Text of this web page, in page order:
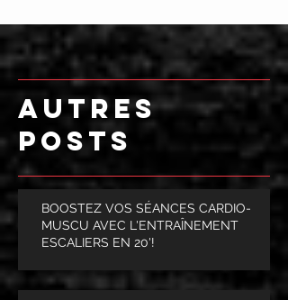
AUTRES
POSTS
BOOSTEZ VOS SÉANCES CARDIO-
MUSCU AVEC L'ENTRAÎNEMENT
ESCALIERS EN 20'!